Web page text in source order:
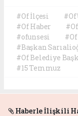
#Of İlçesi
#Of Haber
#ofunsesi
#Başkan
#Of Belediye
#15 Temmuz
Haberle İlişkili